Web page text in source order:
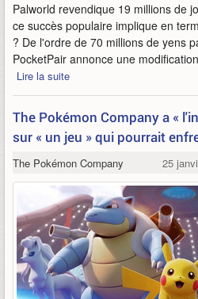
Palworld revendique 19 millions de
ce succès populaire implique en
? De l'ordre de 70 millions de yens
PocketPair annonce une
Lire la suite
The Pokémon Company a «
sur « un jeu » qui pourrait
The Pokémon Company 25